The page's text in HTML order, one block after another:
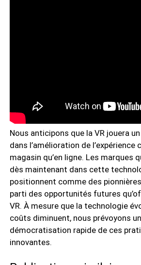
Nous anticipons que la VR jouera
dans l’amélioration de l’expérience
magasin qu’en ligne. Les marques
dès maintenant dans cette
positionnent comme des
parti des opportunités futures
VR. À mesure que la technologie
coûts diminuent, nous prévoyons
démocratisation rapide de ces
innovantes.